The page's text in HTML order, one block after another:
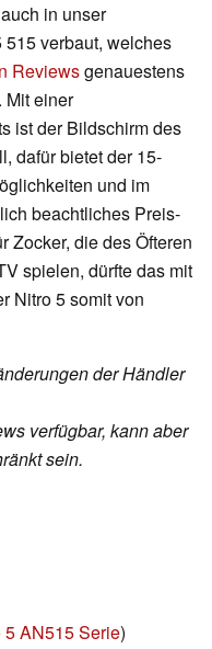
in unser
verbaut, welches
Reviewsgenauestens
Mit einer
ist der Bildschirm des
dafür bietet der 15-
und im
beachtliches Preis-
Zocker, die des Öfteren
spielen, dürfte das mit
Nitro 5 somit von
der Händler
verfügbar, kann aber
sein.
5 AN515 Serie)